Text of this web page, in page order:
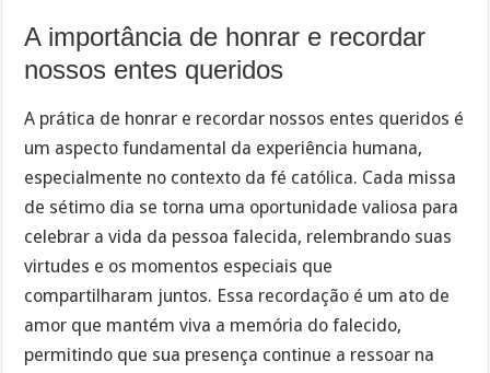
A importância de honrar e recordar
nossos entes queridos
A prática de honrar e recordar nossos entes queridos é
um aspecto fundamental da experiência humana,
especialmente no contexto da fé católica. Cada missa
de sétimo dia se torna uma oportunidade valiosa para
celebrar a vida da pessoa falecida, relembrando suas
virtudes e os momentos especiais que
compartilharam juntos. Essa recordação é um ato de
amor que mantém viva a memória do falecido,
permitindo que sua presença continue a ressoar na